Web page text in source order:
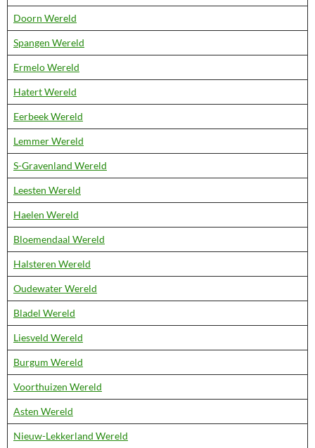
Doorn Wereld
Spangen Wereld
Ermelo Wereld
Hatert Wereld
Eerbeek Wereld
Lemmer Wereld
S-Gravenland Wereld
Leesten Wereld
Haelen Wereld
Bloemendaal Wereld
Halsteren Wereld
Oudewater Wereld
Bladel Wereld
Liesveld Wereld
Burgum Wereld
Voorthuizen Wereld
Asten Wereld
Nieuw-Lekkerland Wereld